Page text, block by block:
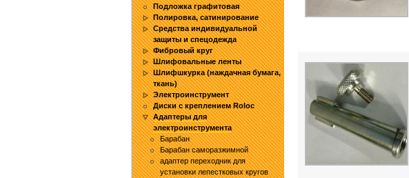
Подложка графитовая
Полировка, сатинирование
Средства индивидуальной
защиты и спецодежда
Фибровый круг
Шлифовальные ленты
Шлифшкурка (наждачная бумага,
ткань)
Электроинструмент
Диски с креплением Roloc
Адаптеры для
электроинструмента
Барабан
Барабан саморазжимной
адаптер переходник для
установки лепестковых кругов